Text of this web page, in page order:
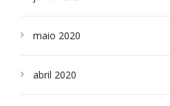
maio 2020
abril 2020